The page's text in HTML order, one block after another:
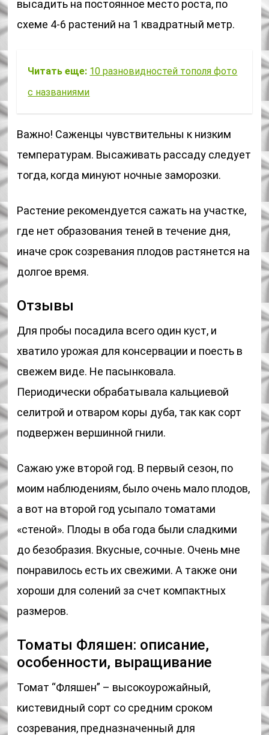
высадить на постоянное место роста, по
схеме 4-6 растений на 1 квадратный метр.
Читать еще: 10 разновидностей тополя фото
с названиями
Важно! Саженцы чувствительны к низким
температурам. Высаживать рассаду следует
тогда, когда минуют ночные заморозки.
Растение рекомендуется сажать на участке,
где нет образования теней в течение дня,
иначе срок созревания плодов растянется на
долгое время.
Отзывы
Для пробы посадила всего один куст, и
хватило урожая для консервации и поесть в
свежем виде. Не пасынковала.
Периодически обрабатывала кальциевой
селитрой и отваром коры дуба, так как сорт
подвержен вершинной гнили.
Сажаю уже второй год. В первый сезон, по
моим наблюдениям, было очень мало плодов,
а вот на второй год усыпало томатами
«стеной». Плоды в оба года были сладкими
до безобразия. Вкусные, сочные. Очень мне
понравилось есть их свежими. А также они
хороши для солений за счет компактных
размеров.
Томаты Фляшен: описание,
особенности, выращивание
Томат “Фляшен” – высокоурожайный,
кистевидный сорт со средним сроком
созревания, предназначенный для